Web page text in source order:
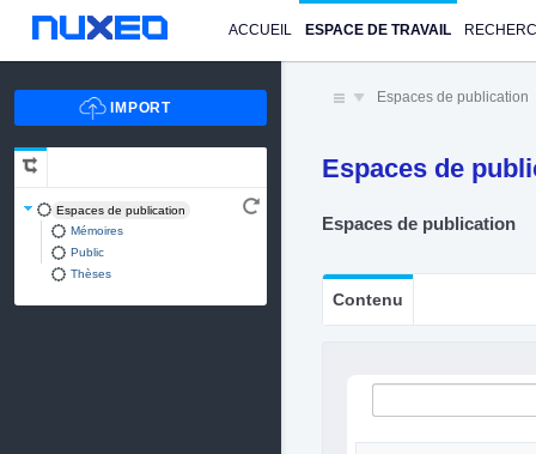
ACCUEIL ESPACE DE TRAVAIL
Espaces de publication
Mémoires
Public
Thèses
Espaces de publication
Espaces de
Espaces de publication
Contenu